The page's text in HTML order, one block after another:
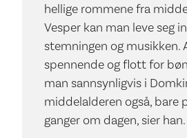
hellige rommene fra
Vesper kan man leve seg
stemningen og musikken.
spennende og flott for
man sannsynligvis i
middelalderen også, bare
ganger om dagen, sier han.